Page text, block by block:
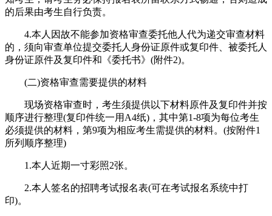
的后果由考生自行负责。
4.本人因故不能参加资格审查委托他人代为递交审查材料
的，须向审查单位提交委托人身份证原件或复印件、被委托人
身份证原件及复印件和《委托书》(附件2)。
(二)资格审查需要提供的材料
现场资格审查时，考生须提供以下材料原件及复印件并按
顺序进行整理(复印件统一用A4纸)，其中第1-8项为每位考生
必须提供的材料，第9项为相应考生需提供的材料。(按附件1
所列顺序整理)
1.本人近期一寸彩照2张。
2.本人签名的招聘考试报名表(可在考试报名系统中打
印)。